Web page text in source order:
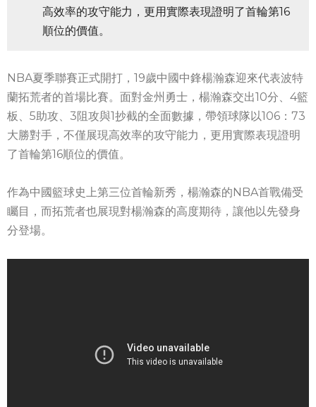
高效率的攻守能力，更用實際表現證明了首輪第16
順位的價值。
NBA夏季聯賽正式開打，19歲中國中鋒楊瀚森迎來代表波特
蘭拓荒者的首場比賽。面對金州勇士，楊瀚森交出10分、4籃
板、5助攻、3阻攻與1抄截的全面數據，帶領球隊以106：73
大勝對手，不僅展現高效率的攻守能力，更用實際表現證明
了首輪第16順位的價值。
作為中國籃球史上第三位首輪新秀，楊瀚森的NBA首戰備受
矚目，而拓荒者也展現對楊瀚森的高度期待，讓他以先發身
分登場。